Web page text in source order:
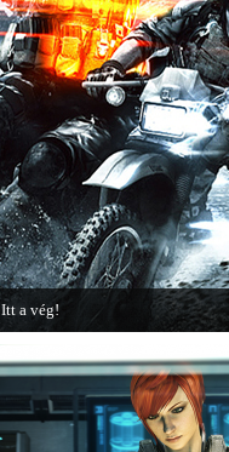
Itt a vég!
Hamarosan minden infó kiderül a
Battlefield 3 utolsó, End Game
kiegészítőjéről.